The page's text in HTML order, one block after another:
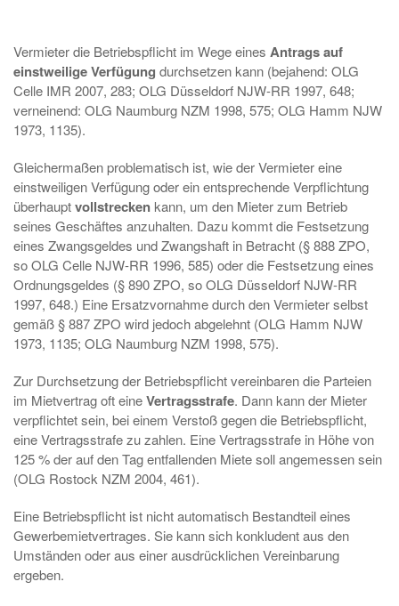
Vermieter die Betriebspflicht im Wege eines Antrags auf
einstweilige Verfügung durchsetzen kann (bejahend: OLG
Celle IMR 2007, 283; OLG Düsseldorf NJW-RR 1997, 648;
verneinend: OLG Naumburg NZM 1998, 575; OLG Hamm NJW
1973, 1135).
Gleichermaßen problematisch ist, wie der Vermieter eine
einstweiligen Verfügung oder ein entsprechende Verpflichtung
überhauptvollstrecken kann, um den Mieter zum Betrieb
seines Geschäftes anzuhalten. Dazu kommt die Festsetzung
eines Zwangsgeldes und Zwangshaft in Betracht (§ 888 ZPO,
so OLG Celle NJW-RR 1996, 585) oder die Festsetzung eines
Ordnungsgeldes (§ 890 ZPO, so OLG Düsseldorf NJW-RR
1997, 648.) Eine Ersatzvornahme durch den Vermieter selbst
gemäß § 887 ZPO wird jedoch abgelehnt (OLG Hamm NJW
1973, 1135; OLG Naumburg NZM 1998, 575).
Zur Durchsetzung der Betriebspflicht vereinbaren die Parteien
im Mietvertrag oft eineVertragsstrafe. Dann kann der Mieter
verpflichtet sein, bei einem Verstoß gegen die Betriebspflicht,
eine Vertragsstrafe zu zahlen. Eine Vertragsstrafe in Höhe von
125 % der auf den Tag entfallenden Miete soll angemessen sein
(OLG Rostock NZM 2004, 461).
Eine Betriebspflicht ist nicht automatisch Bestandteil eines
Gewerbemietvertrages. Sie kann sich konkludent aus den
Umständen oder aus einer ausdrücklichen Vereinbarung
ergeben.